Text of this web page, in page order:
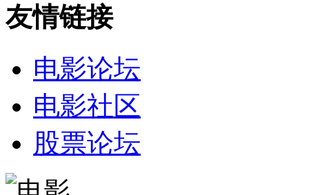
友情链接
电影论坛
电影社区
股票论坛